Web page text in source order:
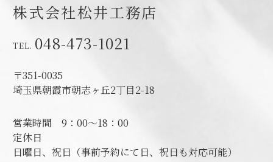
株式会社松井工務店
048-473-1021
〒351-0035
埼玉県朝霞市朝志ヶ丘2丁目2-18
営業時間9：00～18：00
定休日
日曜日、祝日（事前予約にて日、祝日も対応可能）